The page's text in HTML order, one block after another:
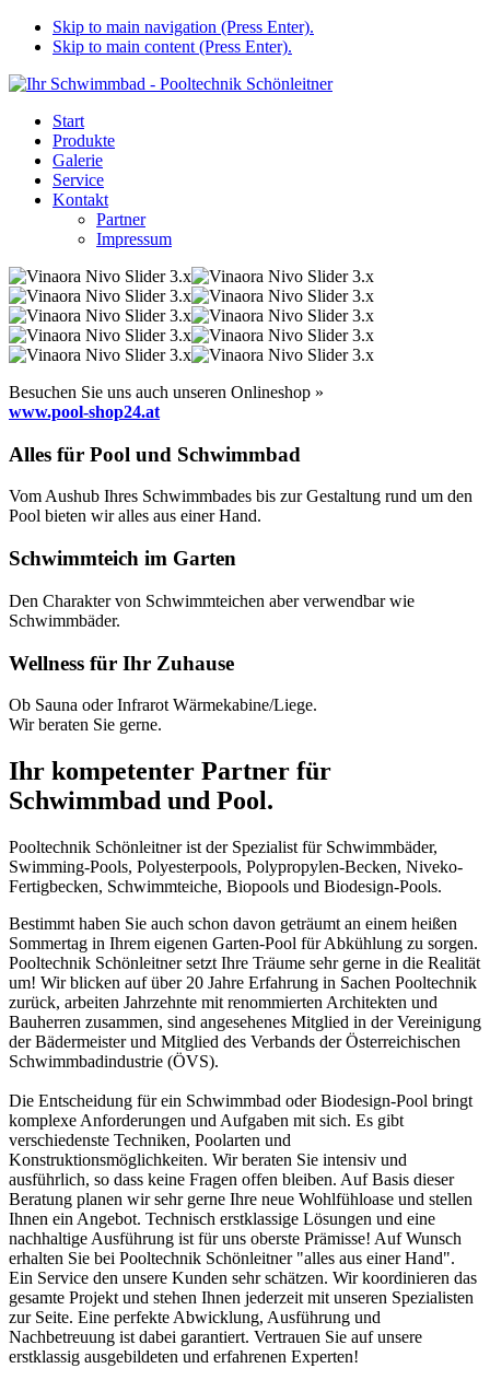
Skip to main navigation (Press Enter).
Skip to main content (Press Enter).
Start
Produkte
Galerie
Service
Kontakt
Partner
Impressum
Besuchen Sie uns auch unseren Onlineshop »
www.pool-shop24.at
Alles für Pool und Schwimmbad
Vom Aushub Ihres Schwimmbades bis zur Gestaltung rund um den
Pool bieten wir alles aus einer Hand.
Schwimmteich im Garten
Den Charakter von Schwimmteichen aber verwendbar wie
Schwimmbäder.
Wellness für Ihr Zuhause
Ob Sauna oder Infrarot Wärmekabine/Liege.
Wir beraten Sie gerne.
Ihr kompetenter Partner für
Schwimmbad und Pool.
Pooltechnik Schönleitner ist der Spezialist für Schwimmbäder,
Swimming-Pools, Polyesterpools, Polypropylen-Becken, Niveko-
Fertigbecken, Schwimmteiche, Biopools und Biodesign-Pools.
Bestimmt haben Sie auch schon davon geträumt an einem heißen
Sommertag in Ihrem eigenen Garten-Pool für Abkühlung zu sorgen.
Pooltechnik Schönleitner setzt Ihre Träume sehr gerne in die Realität
um! Wir blicken auf über 20 Jahre Erfahrung in Sachen Pooltechnik
zurück, arbeiten Jahrzehnte mit renommierten Architekten und
Bauherren zusammen, sind angesehenes Mitglied in der Vereinigung
der Bädermeister und Mitglied des Verbands der Österreichischen
Schwimmbadindustrie (ÖVS).
Die Entscheidung für ein Schwimmbad oder Biodesign-Pool bringt
komplexe Anforderungen und Aufgaben mit sich. Es gibt
verschiedenste Techniken, Poolarten und
Konstruktionsmöglichkeiten. Wir beraten Sie intensiv und
ausführlich, so dass keine Fragen offen bleiben. Auf Basis dieser
Beratung planen wir sehr gerne Ihre neue Wohlfühloase und stellen
Ihnen ein Angebot. Technisch erstklassige Lösungen und eine
nachhaltige Ausführung ist für uns oberste Prämisse! Auf Wunsch
erhalten Sie bei Pooltechnik Schönleitner "alles aus einer Hand".
Ein Service den unsere Kunden sehr schätzen. Wir koordinieren das
gesamte Projekt und stehen Ihnen jederzeit mit unseren Spezialisten
zur Seite. Eine perfekte Abwicklung, Ausführung und
Nachbetreuung ist dabei garantiert. Vertrauen Sie auf unsere
erstklassig ausgebildeten und erfahrenen Experten!